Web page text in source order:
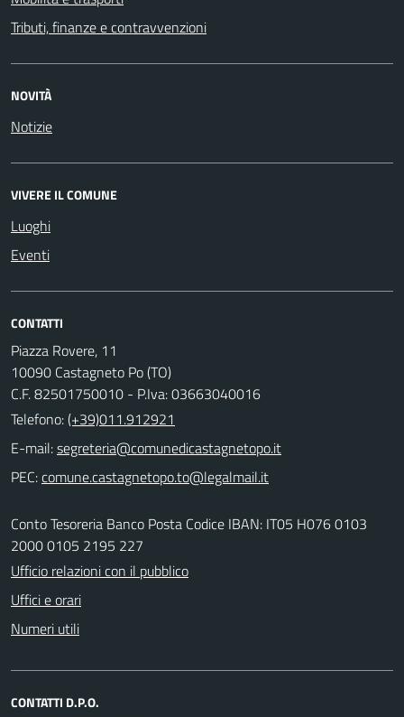
Tributi, finanze e contravvenzioni
NOVITÀ
Notizie
VIVERE IL COMUNE
Luoghi
Eventi
CONTATTI
Piazza Rovere, 11
10090 Castagneto Po (TO)
C.F. 82501750010 - P.Iva: 03663040016
Telefono:(+39)011.912921
E-mail:
PEC:
Conto Tesoreria Banco Posta Codice IBAN: IT05 H076 0103
2000 0105 2195 227
Ufficio relazioni con il pubblico
Uffici e orari
Numeri utili
CONTATTI D.P.O.